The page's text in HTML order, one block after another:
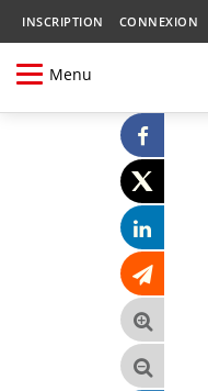
INSCRIPTION CONNEXION
Menu